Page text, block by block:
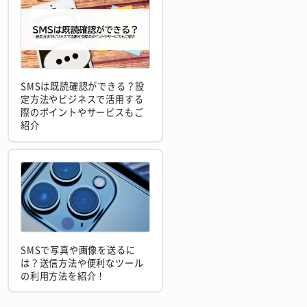
SMSは既読確認ができる？設
定方法やビジネスで活用する
際のポイントやサービスもご
紹介
SMSで写真や画像を送るに
は？送信方法や便利なツール
の利用方法を紹介！